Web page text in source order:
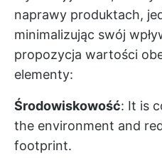
naprawy produktach,
minimalizując swój
propozycja wartości
elementy:
Środowiskowość: It is
the environment and
footprint.